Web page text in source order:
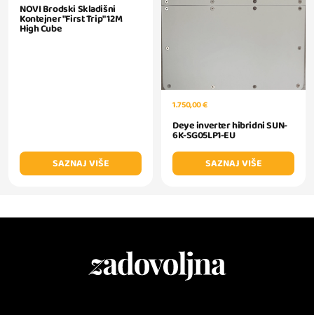
NOVI Brodski Skladišni
Kontejner "First Trip" 12M
High Cube
SAZNAJ VIŠE
1.750,00 €
Deye inverter hibridni SUN-
6K-SG05LP1-EU
SAZNAJ VIŠE